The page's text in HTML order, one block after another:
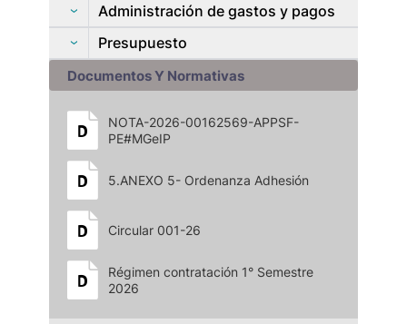
Administración de gastos y pagos
Presupuesto
Documentos Y Normativas
NOTA-2026-00162569-APPSF-
PE#MGeIP
5.ANEXO 5- Ordenanza Adhesión
Circular 001-26
Régimen contratación 1° Semestre
2026